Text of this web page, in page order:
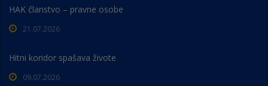
HAK članstvo – pravne osobe
21.07.2026
Hitni koridor spašava živote
09.07.2026